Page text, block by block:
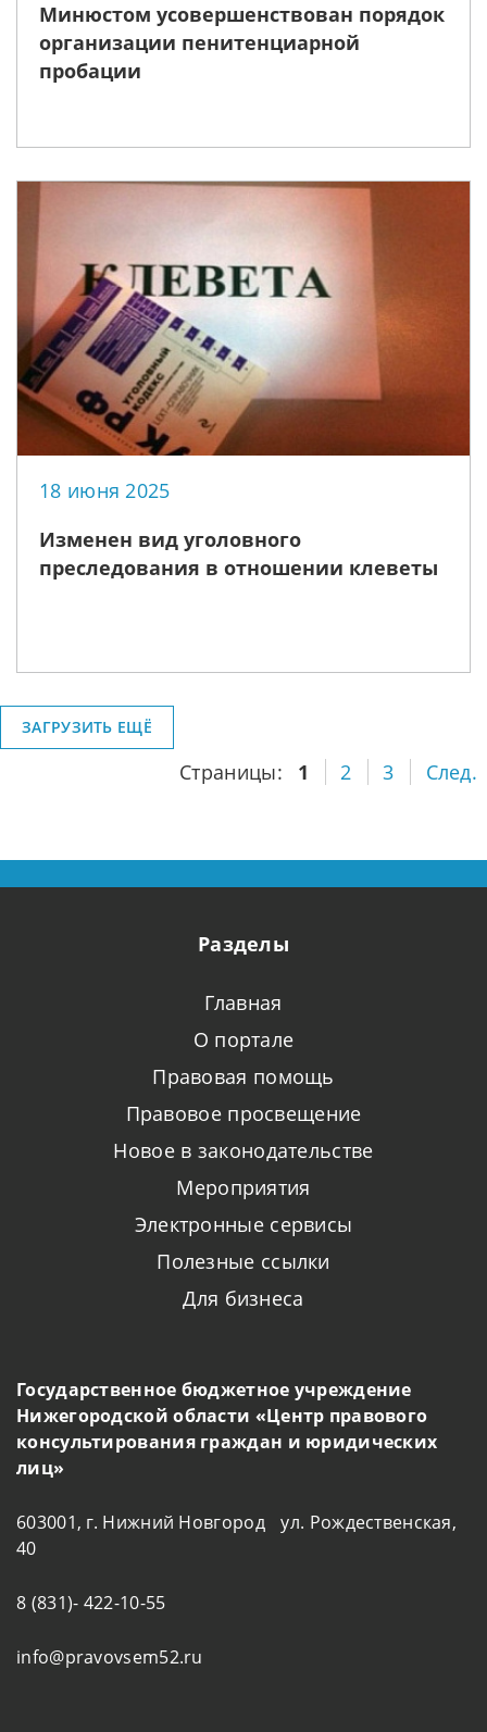
Минюстом усовершенствован порядок
организации пенитенциарной
пробации
18 июня 2025
Изменен вид уголовного
преследования в отношении клеветы
ЗАГРУЗИТЬ ЕЩЁ
Страницы: 1 2 3 След.
Разделы
Главная
О портале
Правовая помощь
Правовое просвещение
Новое в законодательстве
Мероприятия
Электронные сервисы
Полезные ссылки
Для бизнеса
Государственное бюджетное учреждение
Нижегородской области «Центр правового
консультирования граждан и юридических
лиц»
603001, г. Нижний Новгород ул. Рождественская,
40
8 (831)- 422-10-55
info@pravovsem52.ru